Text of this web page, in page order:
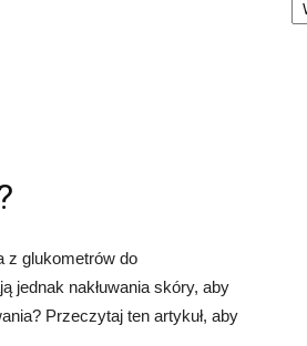
z glukometrów do
jednak nakłuwania skóry, aby
Przeczytaj ten artykuł, aby